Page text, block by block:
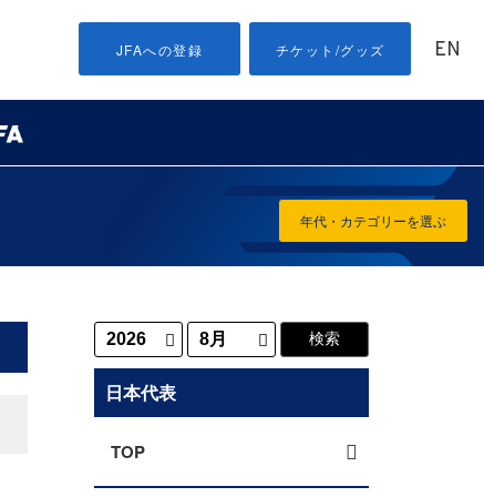
JFAへの登録 チケット/グッズ EN
年代・カテゴリーを選ぶ
日本代表
TOP